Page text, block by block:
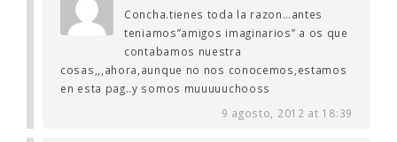
Concha.tienes toda la razon…antes
teniamos”amigos imaginarios” a os que
contabamos nuestra
cosas,,,ahora,aunque no nos conocemos,estamos
en esta pag..y somos muuuuuchooss
9 agosto, 2012 at 18:39